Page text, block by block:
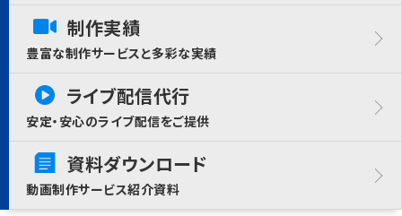
制作実績
豊富な制作サービスと多彩な実績
ライブ配信代行
安定・安心のライブ配信をご提供
資料ダウンロード
動画制作サービス紹介資料